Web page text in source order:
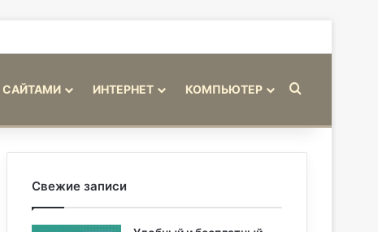
САЙТАМИ ИНТЕРНЕТ КОМПЬЮТЕР
Свежие записи